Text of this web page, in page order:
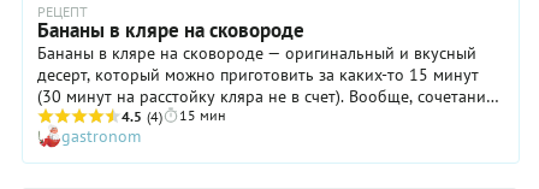
РЕЦЕПТ
Бананы в кляре на сковороде
Бананы в кляре на сковороде — оригинальный и вкусный
десерт, который можно приготовить за каких-то 15 минут
(30 минут на расстойку кляра не в счет). Вообще, сочетание
двух текстур — хрустящей снаружи и нежной внутри — это
всегда удача. Вспомним, например, китайский десерт,
который подают в ресторанах — яблоки в карамельной
4.5 (4) 15 мин
gastronom